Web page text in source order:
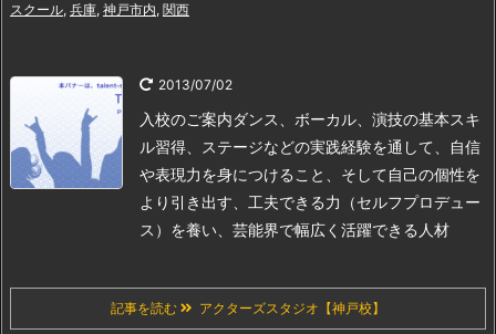
スクール, 兵庫, 神戸市内, 関西
2013/07/02
入校のご案内ダンス、ボーカル、演技の基本スキ
ル習得、ステージなどの実践経験を通して、自信
や表現力を身につけること、 そして自己の個性を
より引き出す、工夫できる力（セルフプロデュー
ス）を養い、芸能界で幅広く活躍できる人材
記事を読む アクターズスタジオ【神戸校】